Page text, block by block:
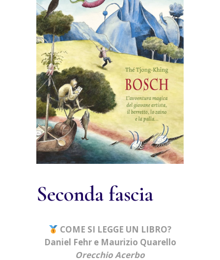
Seconda fascia
COME SI LEGGE UN LIBRO?
Daniel Fehr e Maurizio Quarello
Orecchio Acerbo